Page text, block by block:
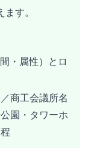
す。
・属性）とロ
商工会議所名
園・タワーホ